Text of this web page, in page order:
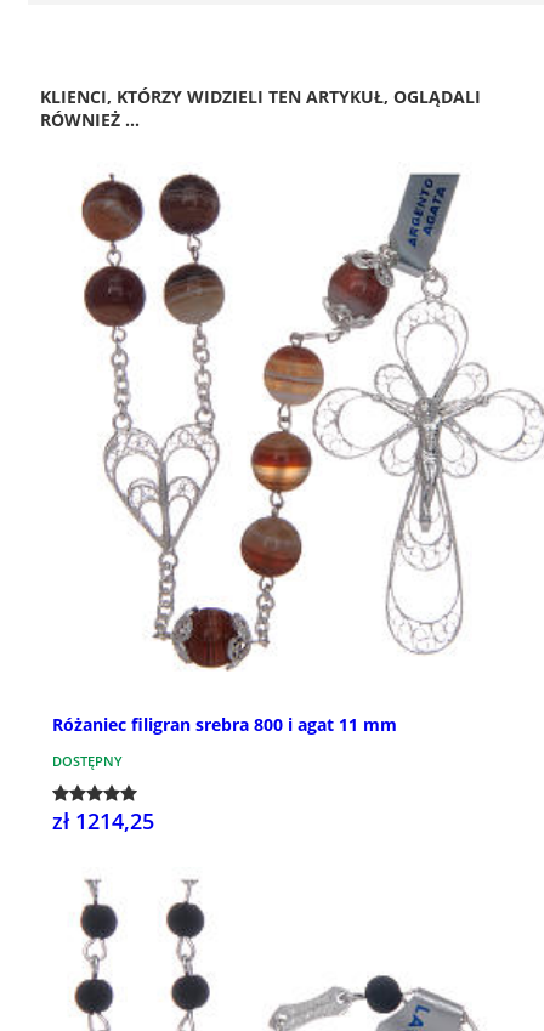
KLIENCI, KTÓRZY WIDZIELI TEN ARTYKUŁ, OGLĄDALI
RÓWNIEŻ ...
Różaniec filigran srebra 800 i agat 11 mm
DOSTĘPNY
zł 1214,25